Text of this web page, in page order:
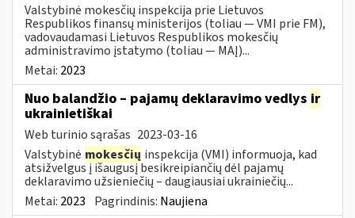
Valstybinė mokesčių inspekcija prie Lietuvos
Respublikos finansų ministerijos (toliau — VMI prie FM),
vadovaudamasi Lietuvos Respublikos mokesčių
administravimo įstatymo (toliau — MAĮ)...
Metai: 2023
Nuo balandžio – pajamų deklaravimo vedlys ir
ukrainietiškai
Web turinio sąrašas 2023-03-16
Valstybinė mokesčių inspekcija (VMI) informuoja, kad
atsižvelgus į išaugusį besikreipiančių dėl pajamų
deklaravimo užsieniečių – daugiausiai ukrainiečių...
Metai: 2023 Pagrindinis: Naujiena